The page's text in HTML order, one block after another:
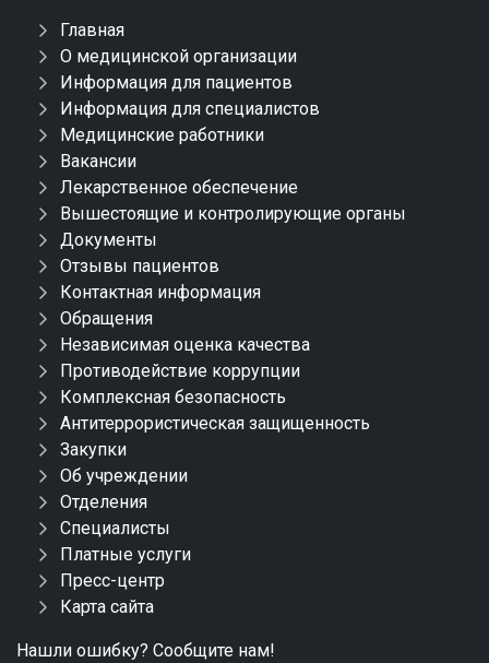
Главная
О медицинской организации
Информация для пациентов
Информация для специалистов
Медицинские работники
Вакансии
Лекарственное обеспечение
Вышестоящие и контролирующие органы
Документы
Отзывы пациентов
Контактная информация
Обращения
Независимая оценка качества
Противодействие коррупции
Комплексная безопасность
Антитеррористическая защищенность
Закупки
Об учреждении
Отделения
Специалисты
Платные услуги
Пресс-центр
Карта сайта
Нашли ошибку? Сообщите нам!